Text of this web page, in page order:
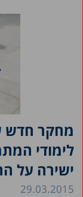
מחקר חדש
לימודי
ישירה על
29.03.2015